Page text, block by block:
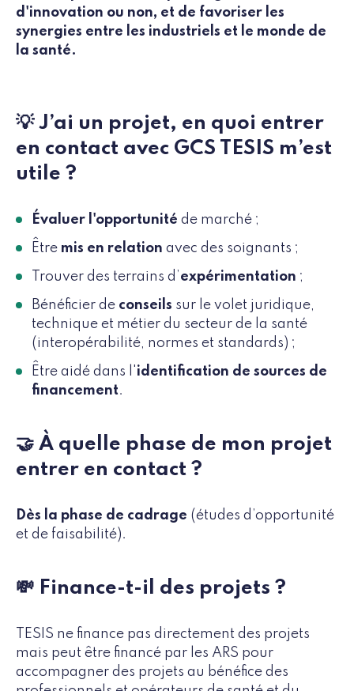
d'innovation ou non, et de favoriser les
synergies entre les industriels et le monde de
la santé.
💡 J’ai un projet, en quoi entrer
en contact avec GCS TESIS m’est
utile ?
Évaluer l'opportunité de marché ;
Être mis en relation avec des soignants ;
Trouver des terrains d’expérimentation ;
Bénéficier de conseils sur le volet juridique,
technique et métier du secteur de la santé
(interopérabilité, normes et standards) ;
Être aidé dans l'identification de sources de
financement.
🤝 À quelle phase de mon projet
entrer en contact ?
Dès la phase de cadrage (études d’opportunité
et de faisabilité).
💸 Finance-t-il des projets ?
TESIS ne finance pas directement des projets
mais peut être financé par les ARS pour
accompagner des projets au bénéfice des